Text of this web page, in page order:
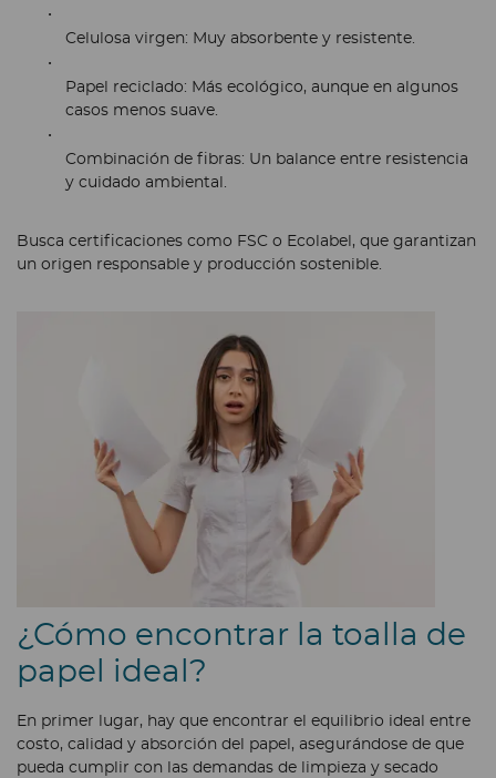
Celulosa virgen: Muy absorbente y resistente.
Papel reciclado: Más ecológico, aunque en algunos
casos menos suave.
Combinación de fibras: Un balance entre resistencia
y cuidado ambiental.
Busca certificaciones como FSC o Ecolabel, que garantizan
un origen responsable y producción sostenible.
¿Cómo encontrar la toalla de
papel ideal?
En primer lugar, hay que encontrar el equilibrio ideal entre
costo, calidad y absorción del papel, asegurándose de que
pueda cumplir con las demandas de limpieza y secado